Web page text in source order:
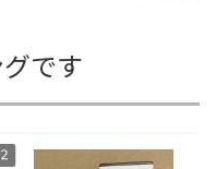
です